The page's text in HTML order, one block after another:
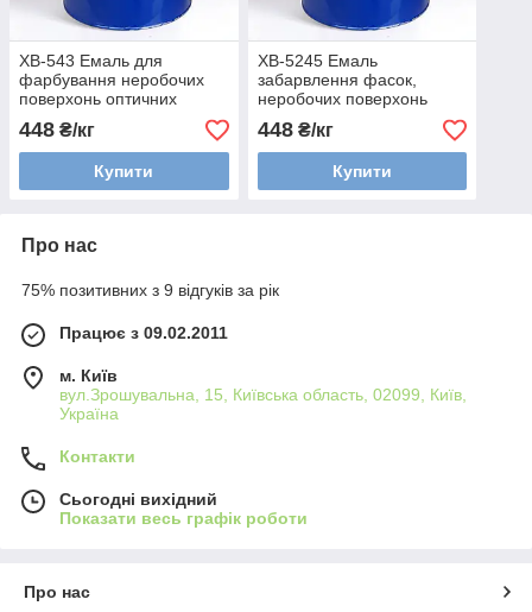
ХВ-543 Емаль для
фарбування неробочих
поверхонь оптичних
деталей (фасок)
448 ₴/кг
Купити
ХВ-5245 Емаль
забарвлення фасок,
неробочих поверхонь
оптичних деталей,
панелей світловодів
448₴/кг
Купити
Про нас
75% позитивних з 9 відгуків за рік
Працює з 09.02.2011
м. Київ
вул.Зрошувальна, 15, Київська область, 02099, Київ,
Україна
Контакти
Сьогодні вихідний
Показати весь графік роботи
Про нас